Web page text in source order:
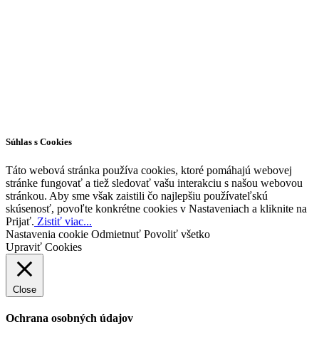
Súhlas s Cookies
Táto webová stránka používa cookies, ktoré pomáhajú webovej
stránke fungovať a tiež sledovať vašu interakciu s našou webovou
stránkou. Aby sme však zaistili čo najlepšiu používateľskú
skúsenosť, povoľte konkrétne cookies v Nastaveniach a kliknite na
Prijať. Zistiť viac...
Nastavenia cookie Odmietnuť Povoliť všetko
Upraviť Cookies
Close
Ochrana osobných údajov